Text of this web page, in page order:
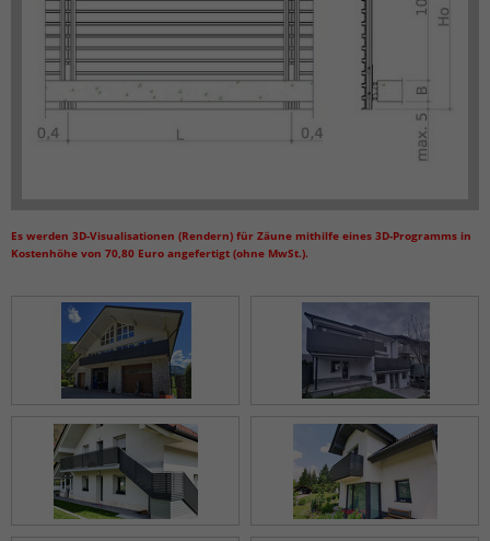
Es werden 3D-Visualisationen (Rendern) für Zäune mithilfe eines 3D-Programms in
Kostenhöhe von 70,80 Euro angefertigt (ohne MwSt.).